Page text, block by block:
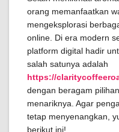
orang memanfaatkan
mengeksplorasi
online. Di era modern
platform digital hadir
salah satunya adalah
https://
dengan beragam
menariknya. Agar
tetap menyenangkan,
berikut ini!